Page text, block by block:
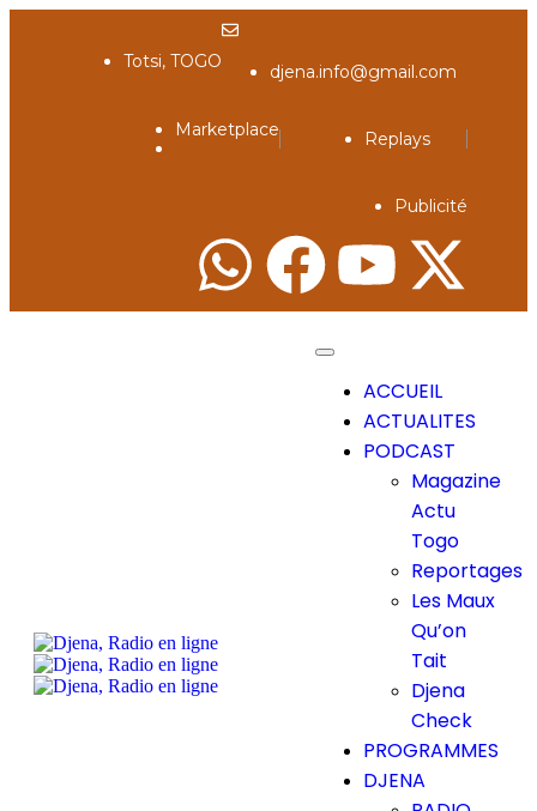
Totsi, TOGO djena.info@gmail.com
Marketplace Replays
Publicité
ACCUEIL
ACTUALITES
PODCAST
Magazine
Actu
Togo
Reportages
Les Maux
Qu’on
Tait
Djena
Check
PROGRAMMES
DJENA